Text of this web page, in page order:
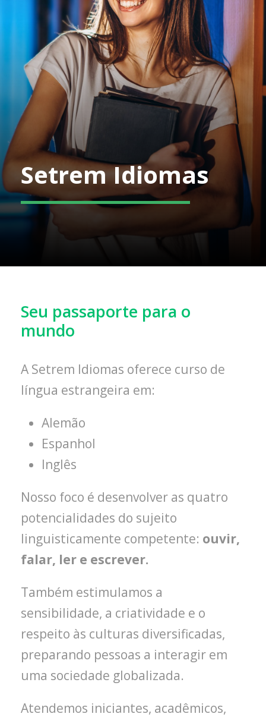
Setrem Idiomas
Seu passaporte para o
mundo
A Setrem Idiomas oferece curso de
língua estrangeira em:
Alemão
Espanhol
Inglês
Nosso foco é desenvolver as quatro
potencialidades do sujeito
linguisticamente competente: ouvir,
falar, ler e escrever.
Também estimulamos a
sensibilidade, a criatividade e o
respeito às culturas diversificadas,
preparando pessoas a interagir em
uma sociedade globalizada.
Atendemos iniciantes, acadêmicos,